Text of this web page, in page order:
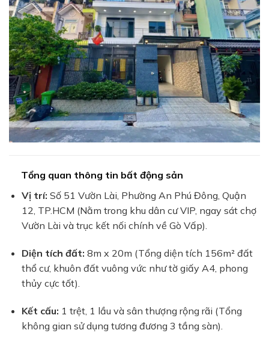
Tổng quan thông tin bất động sản
Vị trí: Số 51 Vườn Lài, Phường An Phú Đông, Quận
12, TP.HCM (Nằm trong khu dân cư VIP, ngay sát chợ
Vườn Lài và trục kết nối chính về Gò Vấp).
Diện tích đất: 8m x 20m (Tổng diện tích 156m² đất
thổ cư, khuôn đất vuông vức như tờ giấy A4, phong
thủy cực tốt).
Kết cấu: 1 trệt, 1 lầu và sân thượng rộng rãi (Tổng
không gian sử dụng tương đương 3 tầng sàn).